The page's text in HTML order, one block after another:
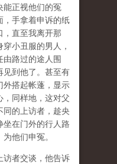
能正视他们的冤
，手拿着申诉的纸
，直至我离开那
小丑服的男人，
由路过的途人围
见到他了。甚至有
外搭起帐蓬，显示
，同样地，这对父
同的上访者，趁央
坐在门外的行人路
他们申冤。
访者交谈，他告诉